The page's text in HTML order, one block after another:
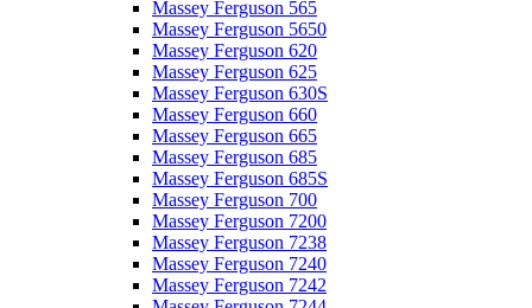
Massey Ferguson 565
Massey Ferguson 5650
Massey Ferguson 620
Massey Ferguson 625
Massey Ferguson 630S
Massey Ferguson 660
Massey Ferguson 665
Massey Ferguson 685
Massey Ferguson 685S
Massey Ferguson 700
Massey Ferguson 7200
Massey Ferguson 7238
Massey Ferguson 7240
Massey Ferguson 7242